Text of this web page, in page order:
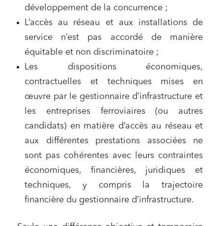
développement de la concurrence ;
L’accès au réseau et aux installations de
service n’est pas accordé de manière
équitable et non discriminatoire ;
Les dispositions économiques,
contractuelles et techniques mises en
œuvre par le gestionnaire d’infrastructure et
les entreprises ferroviaires (ou autres
candidats) en matière d’accès au réseau et
aux différentes prestations associées ne
sont pas cohérentes avec leurs contraintes
économiques, financières, juridiques et
techniques, y compris la trajectoire
financière du gestionnaire d’infrastructure.